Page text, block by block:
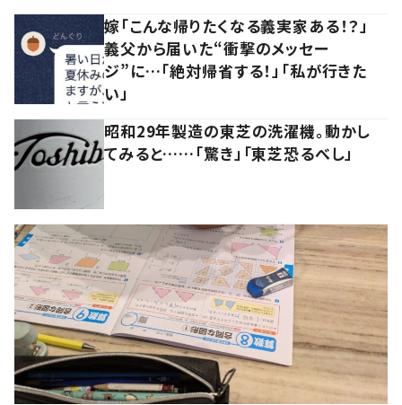
嫁「こんな帰りたくなる義実家ある！？」
義父から届いた“衝撃のメッセー
ジ”に…「絶対帰省する！」「私が行きた
い」
昭和29年製造の東芝の洗濯機。動かし
てみると……「驚き」「東芝恐るべし」